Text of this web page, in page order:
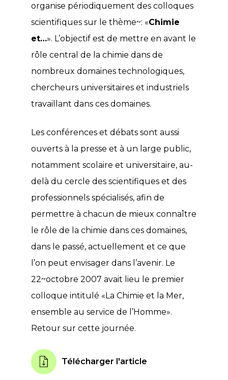
organise périodiquement des colloques
scientifiques sur le thème~: «Chimie
et…». L’objectif est de mettre en avant le
rôle central de la chimie dans de
nombreux domaines technologiques,
chercheurs universitaires et industriels
travaillant dans ces domaines.
Les conférences et débats sont aussi
ouverts à la presse et à un large public,
notamment scolaire et universitaire, au-
delà du cercle des scientifiques et des
professionnels spécialisés, afin de
permettre à chacun de mieux connaître
le rôle de la chimie dans ces domaines,
dans le passé, actuellement et ce que
l’on peut envisager dans l’avenir. Le
22~octobre 2007 avait lieu le premier
colloque intitulé «La Chimie et la Mer,
ensemble au service de l’Homme».
Retour sur cette journée.
Télécharger l'article